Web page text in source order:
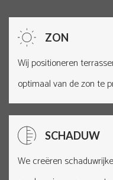
ZON
Wij positioneren
optimaal van de zon te
SCHADUW
We creëren